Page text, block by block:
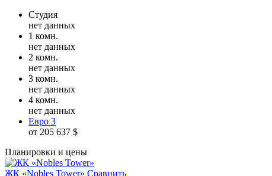
Студия
нет данных
1 комн.
нет данных
2 комн.
нет данных
3 комн.
нет данных
4 комн.
нет данных
Евро 3
от 205 637 $
Планировки и цены
ЖК «Nobles Tower» Сравнить